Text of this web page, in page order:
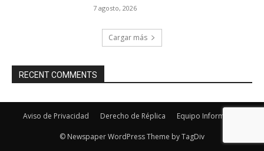
7 agosto, 2026
Cargar más
RECENT COMMENTS
Aviso de Privacidad Derecho de Réplica Equipo Informativo
© Newspaper WordPress Theme by TagDiv